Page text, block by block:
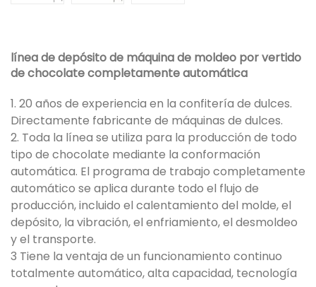
línea de depósito de máquina de moldeo por vertido
de chocolate completamente automática
1. 20 años de experiencia en la confitería de dulces.
Directamente fabricante de máquinas de dulces.
2. Toda la línea se utiliza para la producción de todo
tipo de chocolate mediante la conformación
automática. El programa de trabajo completamente
automático se aplica durante todo el flujo de
producción, incluido el calentamiento del molde, el
depósito, la vibración, el enfriamiento, el desmoldeo
y el transporte.
3 Tiene la ventaja de un funcionamiento continuo
totalmente automático, alta capacidad, tecnología